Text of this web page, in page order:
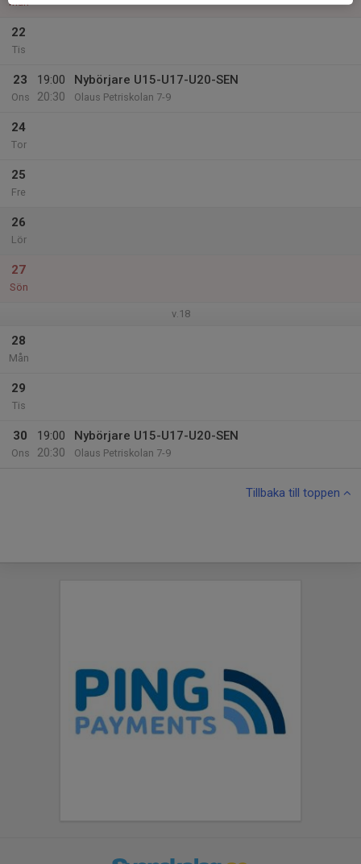
22
Tis
23
Ons
19:00
20:30
Nybörjare U15-U17-U20-SEN
Olaus Petriskolan 7-9
24
Tor
25
Fre
26
Lör
27
Sön
v.18
28
Mån
29
Tis
30
Ons
19:00
20:30
Nybörjare U15-U17-U20-SEN
Olaus Petriskolan 7-9
Tillbaka till toppen